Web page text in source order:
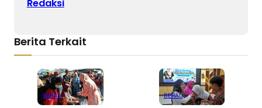
Redaksi
Berita Terkait
BERAU BERAU